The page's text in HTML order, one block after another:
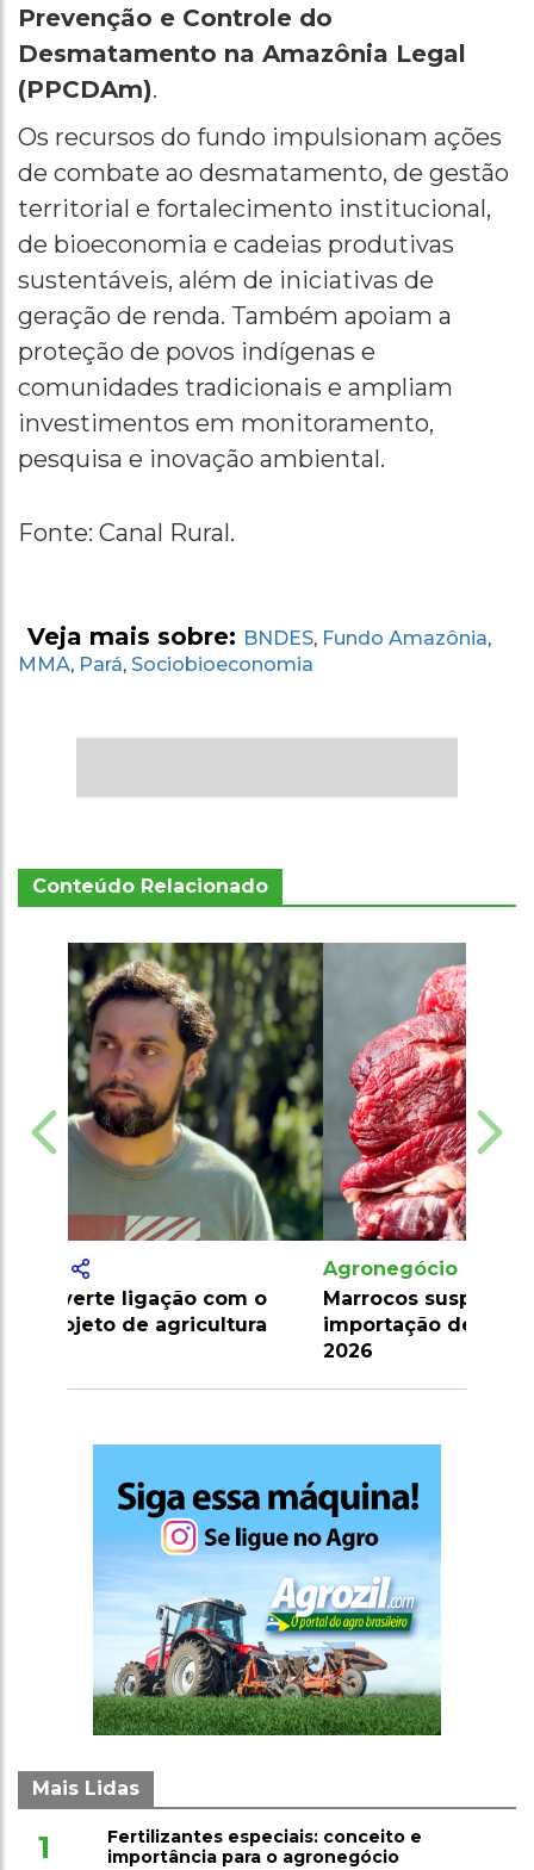
Prevenção e Controle do
Desmatamento na Amazônia Legal
(PPCDAm).
Os recursos do fundo impulsionam ações
de combate ao desmatamento, de gestão
territorial e fortalecimento institucional,
de bioeconomia e cadeias produtivas
sustentáveis, além de iniciativas de
geração de renda. Também apoiam a
proteção de povos indígenas e
comunidades tradicionais e ampliam
investimentos em monitoramento,
pesquisa e inovação ambiental.
Fonte: Canal Rural.
Veja mais sobre: BNDES, Fundo Amazônia,
MMA, Pará, Sociobioeconomia
Conteúdo Relacionado
Agronegócio
Marrocos suspende tarifas de
importação de carnes e ovinos até
Mais Lidas
1
Fertilizantes especiais: conceito e
importância para o agronegócio